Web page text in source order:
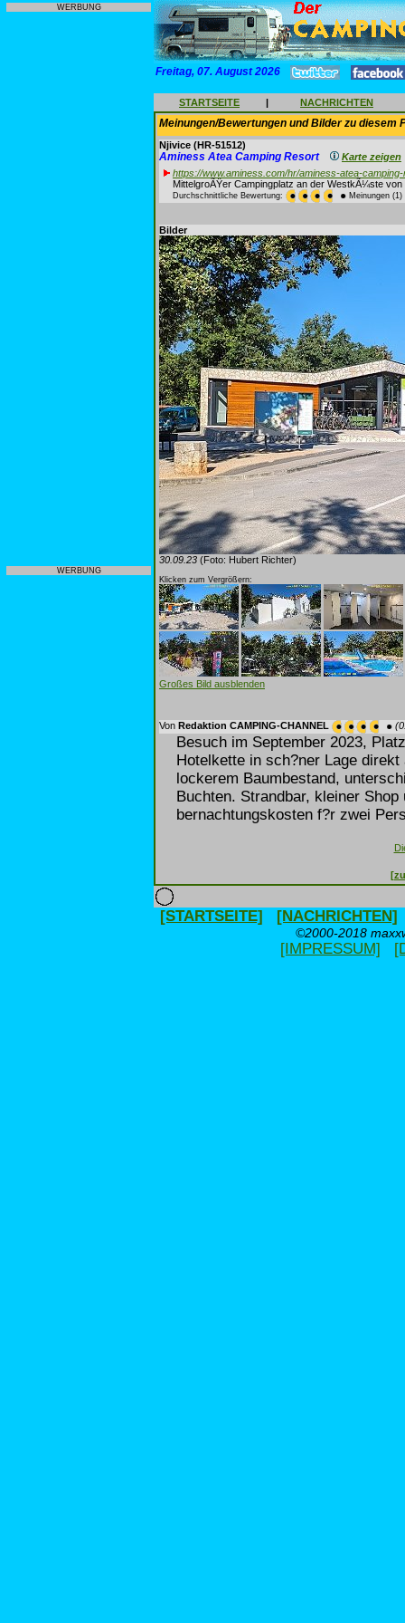
WERBUNG
WERBUNG
Freitag, 07. August 2026
STARTSEITE | NACHRICHTEN
Meinungen/Bewertungen und Bilder zu diesem
Njivice (HR-51512)
Aminess Atea Camping Resort
Karte zeigen
https://www.aminess.com/hr/aminess-atea-
MittelgroÃŸer Campingplatz an der WestkÃ¼ste von
Durchschnittliche Bewertung: Meinungen (1)
Bilder
30.09.23 (Foto: Hubert Richter)
Klicken zum Vergrößern:
Großes Bild ausblenden
Von Redaktion CAMPING-CHANNEL
Besuch im September 2023,
Hotelkette in sch?ner Lage
lockerem Baumbestand,
Buchten. Strandbar, kleiner
bernachtungskosten f?r zwei
[STARTSEITE] [NACHRICHTEN]
©2000-2018
[IMPRESSUM]